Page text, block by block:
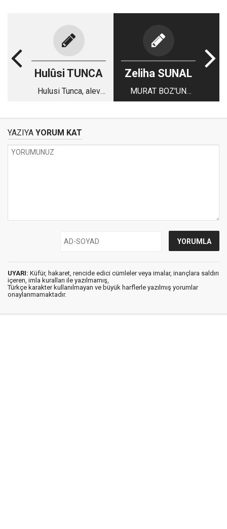
Hulûsi TUNCA
Hulusi Tunca, alev
SAVAŞ ÇIKTI: `B
Zeliha SUNAL
MURAT BOZ'UN
BAKLAVALARI
YAZIYA YORUM KAT
UYARI: Küfür, hakaret, rencide edici cümleler veya imalar, inançlara saldırı
içeren, imla kuralları ile yazılmamış,
Türkçe karakter kullanılmayan ve büyük harflerle yazılmış yorumlar
onaylanmamaktadır.